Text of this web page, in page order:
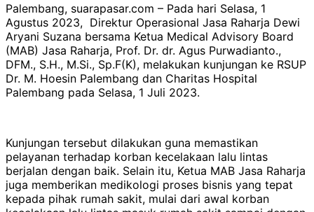
Palembang, suarapasar.com – Pada hari Selasa, 1
Agustus 2023, Direktur Operasional Jasa Raharja Dewi
Aryani Suzana bersama Ketua Medical Advisory Board
(MAB) Jasa Raharja, Prof. Dr. dr. Agus Purwadianto.,
DFM., S.H., M.Si., Sp.F(K), melakukan kunjungan ke RSUP
Dr. M. Hoesin Palembang dan Charitas Hospital
Palembang pada Selasa, 1 Juli 2023.
Kunjungan tersebut dilakukan guna memastikan
pelayanan terhadap korban kecelakaan lalu lintas
berjalan dengan baik. Selain itu, Ketua MAB Jasa Raharja
juga memberikan medikologi proses bisnis yang tepat
kepada pihak rumah sakit, mulai dari awal korban